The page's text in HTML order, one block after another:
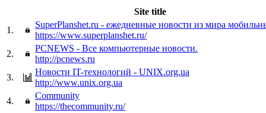
Site title
1.
SuperPlanshet.ru - ежедневные новости из мира
https://www.superplanshet.ru/
2.
PCNEWS - Все компьютерные новости.
http://pcnews.ru
3.
Новости IT-технологий - UNIX.org.ua
http://www.unix.org.ua
4.
Community
https://thecommunity.ru/